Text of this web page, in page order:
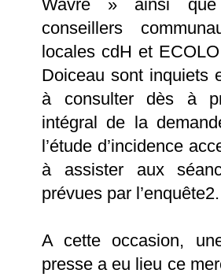
Wavre » ainsi que
conseillers
locales cdH et
Doiceau sont inquiets
à consulter dès à
intégral de la
l’étude d’incidence
à assister aux
prévues par l’enquête2.
A cette occasion,
presse a eu lieu ce